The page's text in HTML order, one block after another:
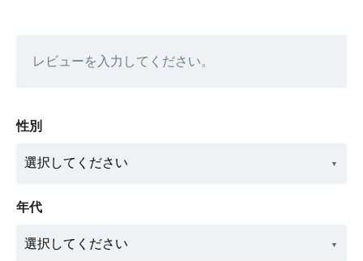
レビューを入力してください。
性別
年代